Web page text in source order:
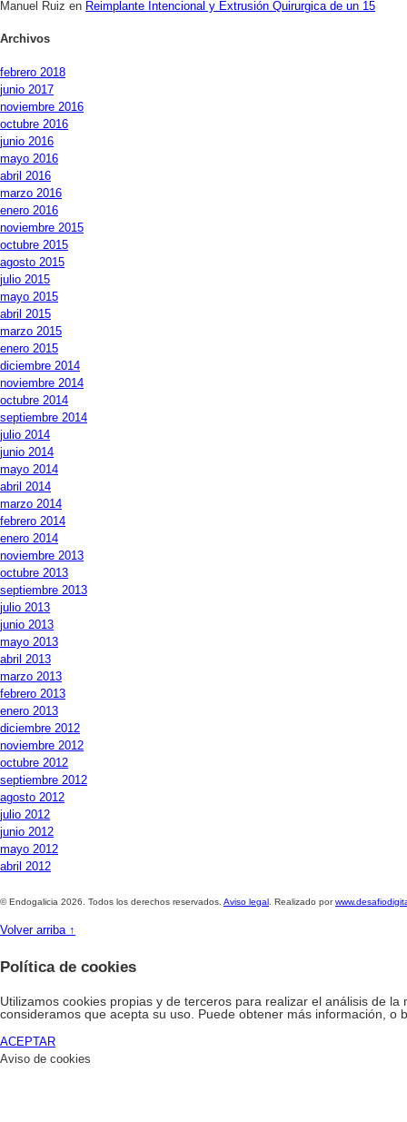
Manuel Ruiz en Reimplante Intencional y Extrusión Quirurgica de un 15
Archivos
febrero 2018
junio 2017
noviembre 2016
octubre 2016
junio 2016
mayo 2016
abril 2016
marzo 2016
enero 2016
noviembre 2015
octubre 2015
agosto 2015
julio 2015
mayo 2015
abril 2015
marzo 2015
enero 2015
diciembre 2014
noviembre 2014
octubre 2014
septiembre 2014
julio 2014
junio 2014
mayo 2014
abril 2014
marzo 2014
febrero 2014
enero 2014
noviembre 2013
octubre 2013
septiembre 2013
julio 2013
junio 2013
mayo 2013
abril 2013
marzo 2013
febrero 2013
enero 2013
diciembre 2012
noviembre 2012
octubre 2012
septiembre 2012
agosto 2012
julio 2012
junio 2012
mayo 2012
abril 2012
© Endogalicia 2026. Todos los derechos reservados. Aviso legal . Realizado por
Volver arriba ↑
Política de cookies
Utilizamos cookies propias y de terceros para realizar el análisis de
consideramos que acepta su uso. Puede obtener más información,
ACEPTAR
Aviso de cookies